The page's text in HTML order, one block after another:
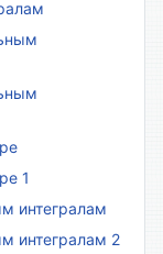
1
интегралам
интегралам 2